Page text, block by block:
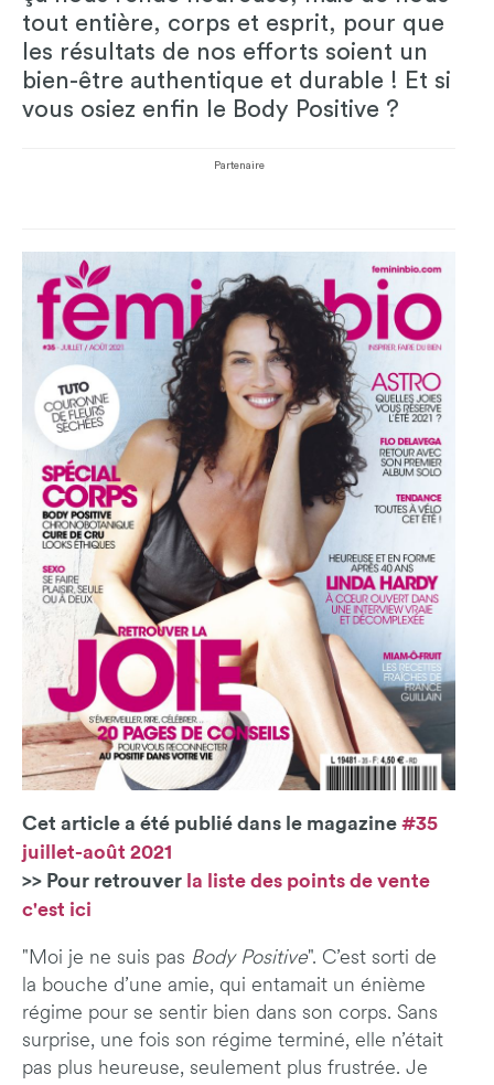
tout entière, corps et esprit, pour que
les résultats de nos efforts soient un
bien-être authentique et durable ! Et si
vous osiez enfin le Body Positive ?
Partenaire
Cet article a été publié dans le magazine #35
juillet-août 2021
>> Pour retrouver la liste des points de vente
c'est ici
"Moi je ne suis pas Body Positive". C’est sorti de
la bouche d’une amie, qui entamait un énième
régime pour se sentir bien dans son corps. Sans
surprise, une fois son régime terminé, elle n’était
pas plus heureuse, seulement plus frustrée. Je